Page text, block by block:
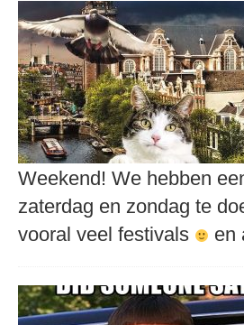
Weekend! We hebben
zaterdag en zondag te
vooral veel festivals
en